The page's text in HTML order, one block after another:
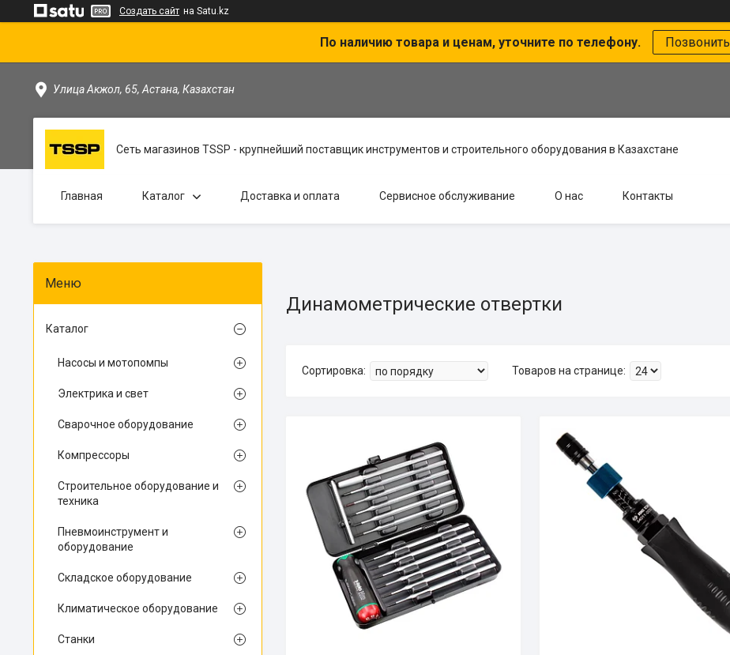
Создать сайт на Satu.kz
По наличию товара и ценам, уточните по телефону. Позвонить
Улица Акжол, 65, Астана, Казахстан
Сеть магазинов TSSP - крупнейший поставщик инструментов и строительного оборудования в Казахстане
Главная Каталог Доставка и оплата Сервисное обслуживание О нас Контакты
Динамометрические отвертки
Каталог
Насосы и мотопомпы
Электрика и свет
Сварочное оборудование
Компрессоры
Строительное оборудование и
техника
Пневмоинструмент и
оборудование
Складское оборудование
Климатическое оборудование
Станки